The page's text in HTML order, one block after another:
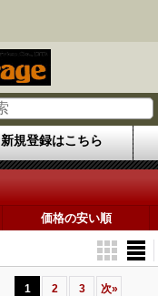
新規登録はこちら
価格の安い順
1 2 3 次»